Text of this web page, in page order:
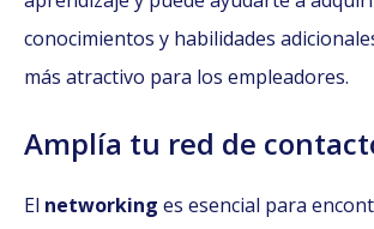
conocimientos y habilidades
más atractivo para los empleadores.
Amplía tu red de
El networking es esencial para